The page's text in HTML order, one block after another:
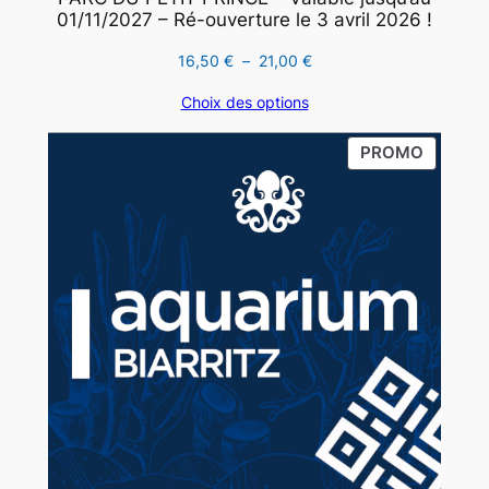
01/11/2027 – Ré-ouverture le 3 avril 2026 !
16,50 € – 21,00 €Plage
16,50 €
Choix des options
PROMO
EN